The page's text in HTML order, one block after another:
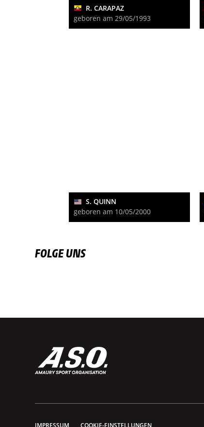
R. CARAPAZ
geboren am 29/05/1993
S. QUINN
geboren am 10/05/2000
FOLGE UNS
IMPRESSUM COOKIE-EINSTELLUNGEN